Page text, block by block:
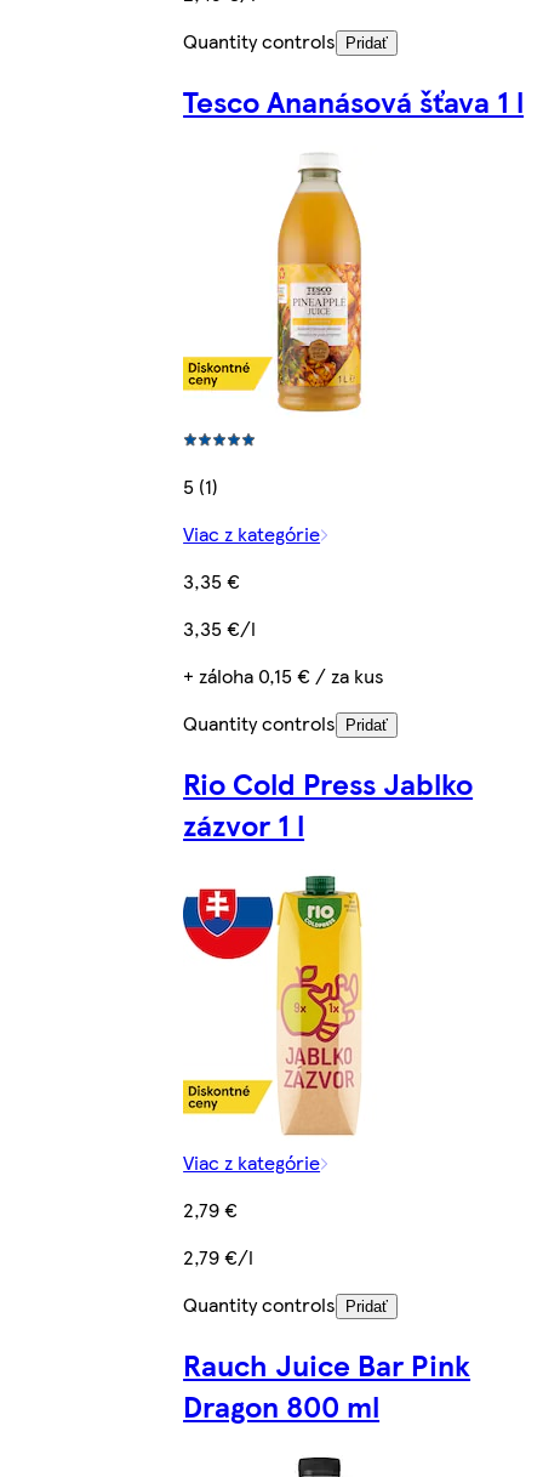
Quantity controls
Pridať
Tesco Ananásová šťava 1 l
5 (1)
Viac z kategórie
3,35 €
3,35 €/l
+ záloha 0,15 € / za kus
Quantity controls
Pridať
Rio Cold Press Jablko
zázvor 1 l
Viac z kategórie
2,79 €
2,79 €/l
Quantity controls
Pridať
Rauch Juice Bar Pink
Dragon 800 ml